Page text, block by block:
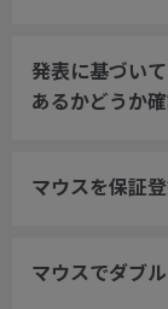
発表に基づい
あるかどうか
マウスを保証
マウスでダブ